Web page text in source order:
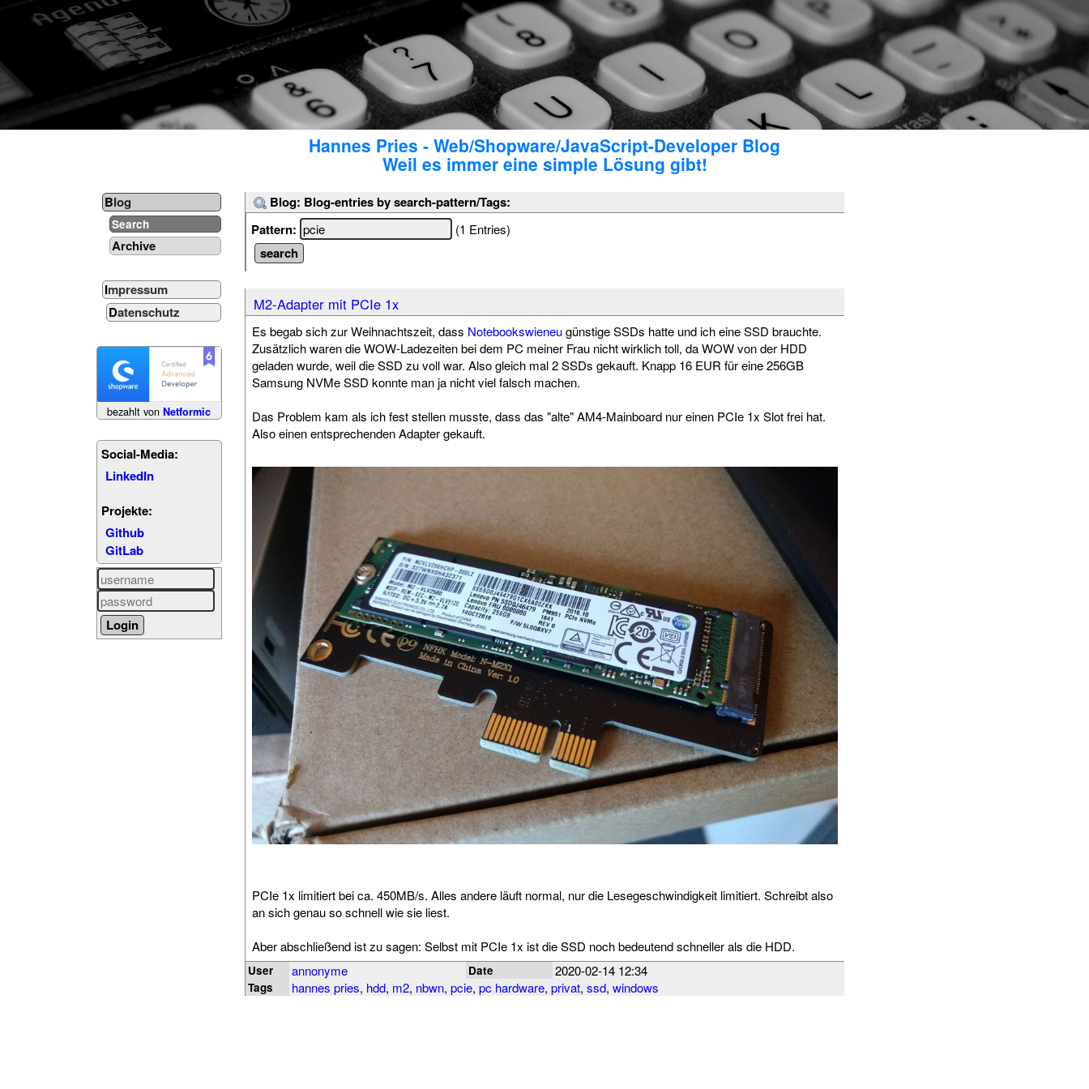
Hannes Pries - Web/Shopware/JavaScript-Developer Blog
Weil es immer eine simple Lösung gibt!
Blog
Search
Archive
Impressum
Datenschutz
bezahlt vonNetformic
Social-Media:
LinkedIn
Projekte:
Github
GitLab
Blog: Blog-entries by search-pattern/Tags:
Pattern:
(1 Entries)
M2-Adapter mit PCIe 1x
Es begab sich zur Weihnachtszeit, dass Notebookswieneugünstige SSDs hatte und ich eine SSD brauchte.
Zusätzlich waren die WOW-Ladezeiten bei dem PC meiner Frau nicht wirklich toll, da WOW von der HDD
geladen wurde, weil die SSD zu voll war. Also gleich mal 2 SSDs gekauft. Knapp 16 EUR für eine 256GB
Samsung NVMe SSD konnte man ja nicht viel falsch machen.
Das Problem kam als ich fest stellen musste, dass das "alte" AM4-Mainboard nur einen PCIe 1x Slot frei hat.
Also einen entsprechenden Adapter gekauft.
PCIe 1x limitiert bei ca. 450MB/s. Alles andere läuft normal, nur die Lesegeschwindigkeit limitiert. Schreibt also
an sich genau so schnell wie sie liest.
Aber abschließend ist zu sagen: Selbst mit PCIe 1x ist die SSD noch bedeutend schneller als die HDD.
User annonyme Date 2020-02-14 12:34
Tags hannes pries, hdd, m2, nbwn, pcie, pc hardware, privat, ssd, windows